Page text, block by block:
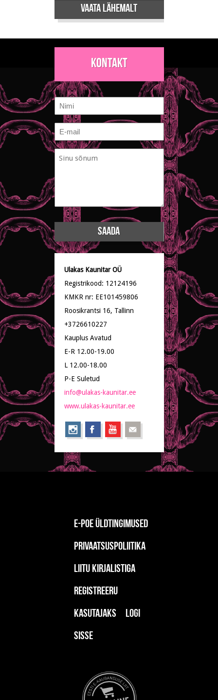
Vaata lähemalt
Kontakt
Nimi
E-
mail
Sinu
Ulakas Kaunitar OÜ
Registrikood: 12124196
KMKR nr: EE101459806
Roosikrantsi 16, Tallinn
+3726610227
Kauplus Avatud
E-R 12.00-19.00
L 12.00-18.00
P-E Suletud
info@ulakas-kaunitar.ee
www.ulakas-kaunitar.ee
E-poe üldtingimused
Privaatsuspoliitika
Liitu kirjalistiga
Registreeru
kasutajaks
Logi
sisse